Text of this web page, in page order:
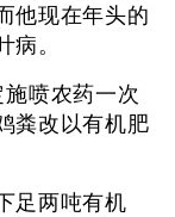
他现在年头的
叶病。
喷农药一次
粪改以有机肥
足两吨有机